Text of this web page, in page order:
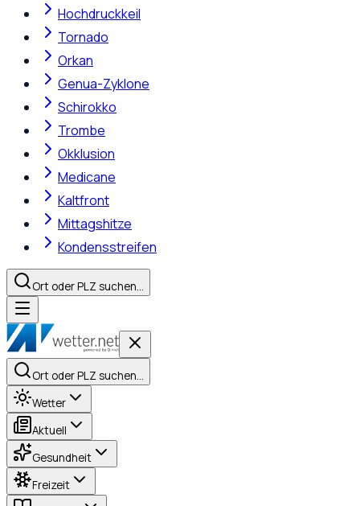
Hochdruckkeil
Tornado
Orkan
Genua-Zyklone
Schirokko
Trombe
Okklusion
Medicane
Kaltfront
Mittagshitze
Kondensstreifen
Ort oder PLZ suchen…
Ort oder PLZ suchen…
Wetter
Aktuell
Gesundheit
Freizeit